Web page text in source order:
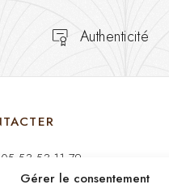
Gérer le consentement
Authenticité
05 53 53 11 79